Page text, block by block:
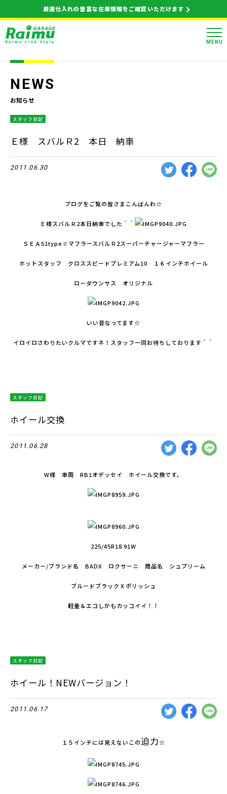
厳選仕入れの豊富な在庫情報をご確認いただけます
MENU
NEWS
お知らせ
スタッフ日記
Ｅ様 スバルＲ2 本日 納車
2011.06.30
ブログをご覧の皆さまこんばんわ☆
Ｅ様スバルＲ2本日納車でした＾＾
ＳＥＡ51typeⅡマフラースバルＲ2スーパーチャージャーマフラー
ホットスタッフ クロススピードプレミアム10 １６インチホイール
ローダウンサス オリジナル
いい音なってます☆
イロイロさわりたいクルマですネ！スタッフ一同お待ちしております＾＾
スタッフ日記
ホイール交換
2011.06.28
W様 車両 RB1オデッセイ ホイール交換です。
225/45R18 91W
メーカー/ブランド名 BADX ロクサーニ 商品名 シュプリーム
ブルードブラックＸポリッシュ
軽量＆エコしかもカッコイイ！！
スタッフ日記
ホイール！NEWバージョン！
2011.06.17
１５インチには見えないこの迫力☆